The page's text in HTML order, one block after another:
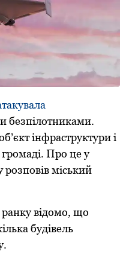
безпілотниками.
інфраструктури і
Про це у
розповів міський
відомо, що
будівель